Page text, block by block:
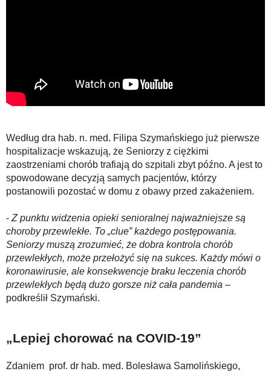
Według dra hab. n. med. Filipa Szymańskiego już pierwsze
hospitalizacje wskazują, że Seniorzy z ciężkimi
zaostrzeniami chorób trafiają do szpitali zbyt późno. A jest to
spowodowane decyzją samych pacjentów, którzy
postanowili pozostać w domu z obawy przed zakażeniem.
- Z punktu widzenia opieki senioralnej najważniejsze są
choroby przewlekłe. To „clue” każdego postępowania.
Seniorzy muszą zrozumieć, że dobra kontrola chorób
przewlekłych, może przełożyć się na sukces. Każdy mówi o
koronawirusie, ale konsekwencje braku leczenia chorób
przewlekłych będą dużo gorsze niż cała pandemia –
podkreślił Szymański.
„Lepiej chorować na COVID-19”
Zdaniem prof. dr hab. med. Bolesława Samolińskiego,